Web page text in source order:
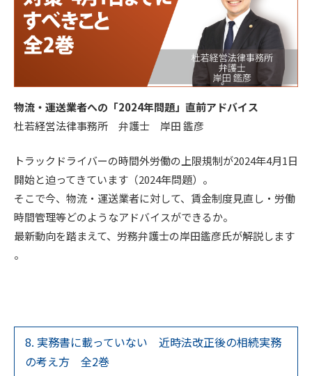
物流・運送業者への「2024年問題」直前アドバイス
杜若経営法律事務所 弁護士 岸田 鑑彦
トラックドライバーの時間外労働の上限規制が2024年4月1日
開始と迫ってきています（2024年問題）。
そこで今、物流・運送業者に対して、賃金制度見直し・労働
時間管理等どのようなアドバイスができるか。
最新動向を踏まえて、労務弁護士の岸田鑑彦氏が解説します
。
8. 実務書に載っていない 近時法改正後の相続実務
の考え方 全2巻